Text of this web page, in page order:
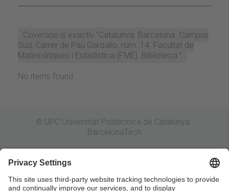
Coverage is exactly "Catalunya. Barcelona. Campus
Sud. Carrer de Pau Gargallo, núm. 14. Facultat de
Matemàtiques i Estadística (FME). Biblioteca."
No items found.
© UPC Universitat Politècnica de Catalunya ·
BarcelonaTech